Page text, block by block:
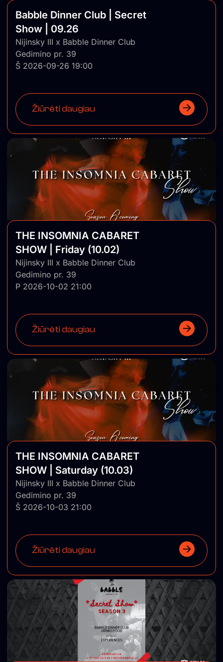
Babble Dinner Club | Secret
Show | 09.26
Nijinsky III x Babble Dinner Club
Gedimino pr. 39
Š 2026-09-26 19:00
Žiūrėti daugiau
THE INSOMNIA CABARET
SHOW | Friday (10.02)
Nijinsky III x Babble Dinner Club
Gedimino pr. 39
P 2026-10-02 21:00
Žiūrėti daugiau
THE INSOMNIA CABARET
SHOW | Saturday (10.03)
Nijinsky III x Babble Dinner Club
Gedimino pr. 39
Š 2026-10-03 21:00
Žiūrėti daugiau